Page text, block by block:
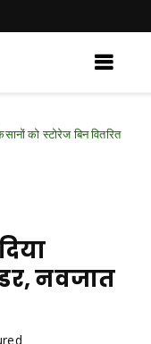
बिन वितरित
नवजात